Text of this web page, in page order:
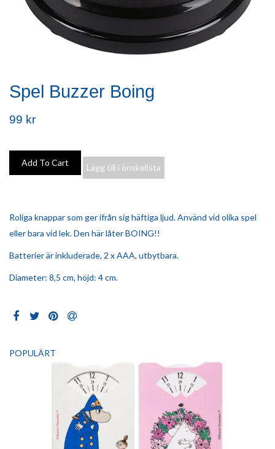
Spel Buzzer Boing
99 kr
Lägg till i önskelista
Roliga knappar som ger ifrån sig häftiga ljud. Använd vid olika spel
eller bara vid lek. Den här låter BOING!!
Batterier är inkluderade, 2 x AAA, utbytbara.
Diameter: 8,5 cm, höjd: 4 cm.
POPULÄRT